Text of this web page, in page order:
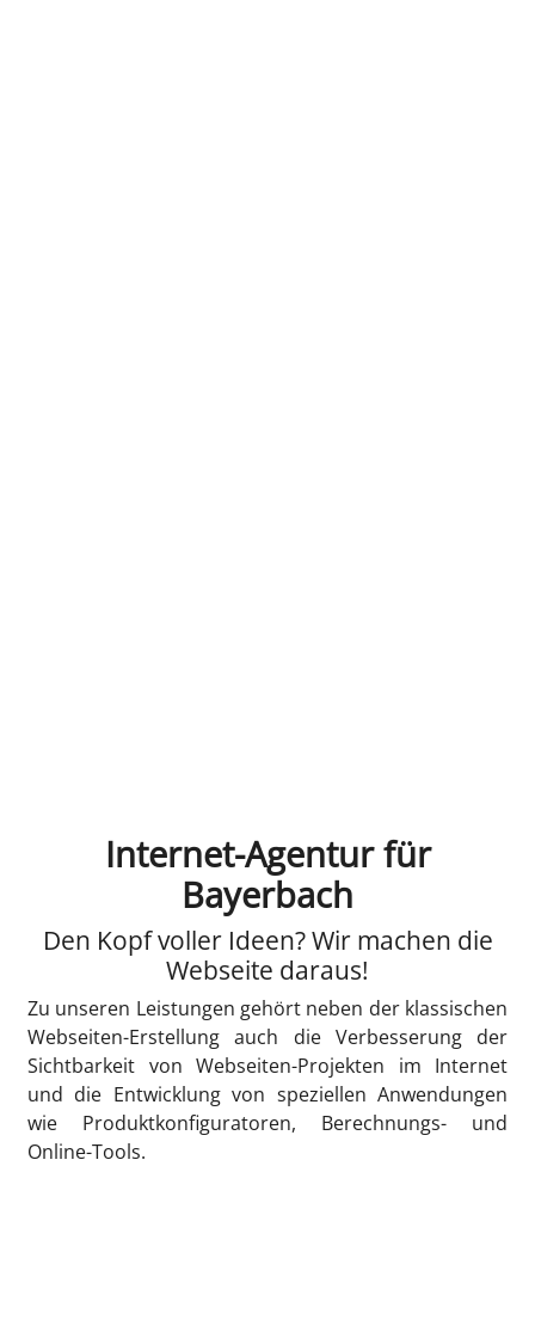
Internet-Agentur für
Bayerbach
Den Kopf voller Ideen? Wir machen die
Webseite daraus!
Zu unseren Leistungen gehört neben der klassischen
Webseiten-Erstellung auch die Verbesserung der
Sichtbarkeit von Webseiten-Projekten im Internet
und die Entwicklung von speziellen Anwendungen
wie Produktkonfiguratoren, Berechnungs- und
Online-Tools.